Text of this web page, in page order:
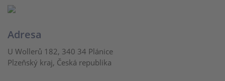
Adresa
U Wollerů 182, 340 34 Plánice
Plzeňský kraj, Česká republika